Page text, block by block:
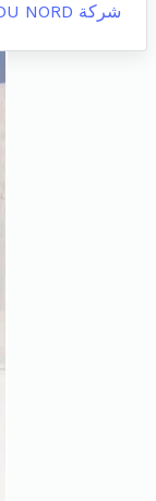
شركة LES DELICES DU NORD